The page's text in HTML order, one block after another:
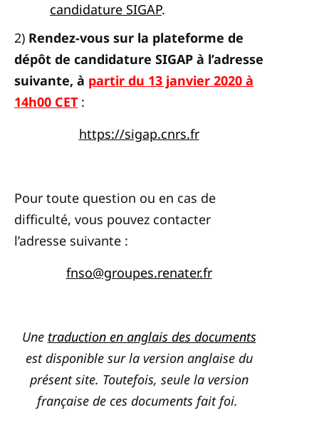
candidature SIGAP.
2) Rendez-vous sur la plateforme de
dépôt de candidature SIGAP à l’adresse
suivante, à partir du 13 janvier 2020 à
14h00 CET :
https://sigap.cnrs.fr
Pour toute question ou en cas de
difficulté, vous pouvez contacter
l’adresse suivante :
fnso@groupes.renater.fr
Une traduction en anglais des documents
est disponible sur la version anglaise du
présent site. Toutefois, seule la version
française de ces documents fait foi.